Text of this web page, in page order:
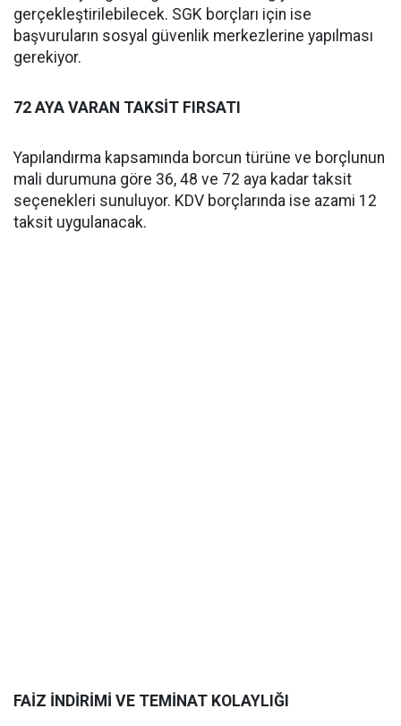
gerçekleştirilebilecek. SGK borçları için ise
başvuruların sosyal güvenlik merkezlerine yapılması
gerekiyor.
72 AYA VARAN TAKSİT FIRSATI
Yapılandırma kapsamında borcun türüne ve borçlunun
mali durumuna göre 36, 48 ve 72 aya kadar taksit
seçenekleri sunuluyor. KDV borçlarında ise azami 12
taksit uygulanacak.
FAİZ İNDİRİMİ VE TEMİNAT KOLAYLIĞI